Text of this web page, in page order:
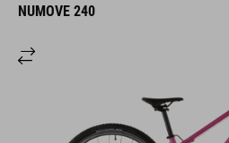
NUMOVE 240